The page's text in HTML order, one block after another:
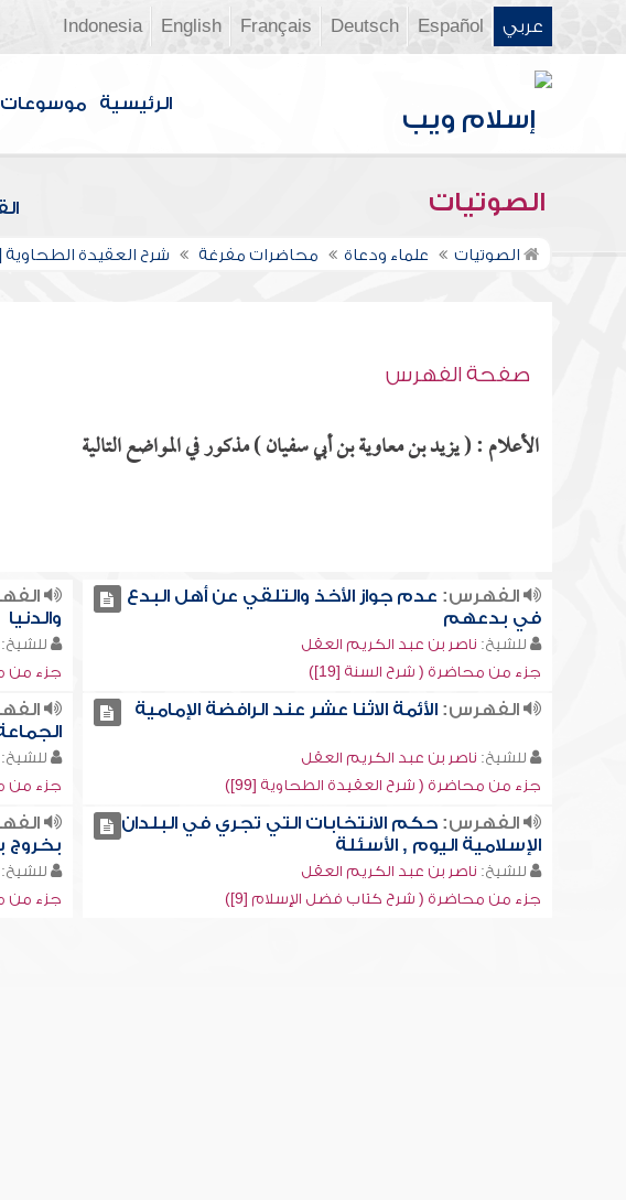
عربي Español
Deutsch
Français
English
Indonesia
الرئيسية موسوعات
الصوتيات
الصوتيات علماء ودعاة محاضرات مفرغة شرح العقيدة الطحاوية
صفحة الفهرس
الأعلام : ( يزيد بن معاوية بن أبي سفيان ) مذكور في المواضع التالية
الفهرس: عدم جواز الأخذ والتلقي عن أهل البدع
في بدعهم
للشيخ: ناصر بن عبد الكريم العقل
جزء من محاضرة ( شرح السنة [19])
والدنيا
للشيخ:
جزء من
الفهرس:الأئمة الاثنا عشر عند الرافضة الإمامية
للشيخ: ناصر بن عبد الكريم العقل
جزء من محاضرة ( شرح العقيدة الطحاوية [99])
للشيخ:
جزء من
الفهرس:حكم الانتخابات التي تجري في البلدان
الإسلامية اليوم , الأسئلة
للشيخ: ناصر بن عبد الكريم العقل
جزء من محاضرة ( شرح كتاب فضل الإسلام [9])
بخروج
للشيخ:
جزء من